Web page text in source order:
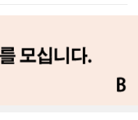
이 비자로 낯선 땅에 정착
않은 업무와 서툰 언어 속
못한 부상을 당하거나, 고
료의 억지스러운 요구에 직
들의 활기찬 미소는 이내 깊